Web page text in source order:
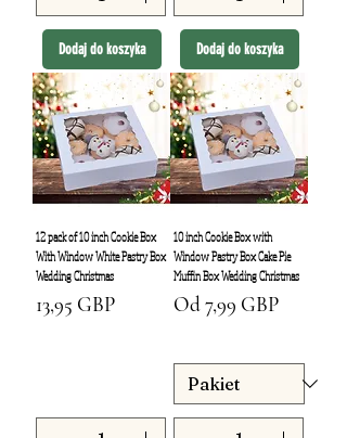
Dodaj do koszyka Dodaj do koszyka
12 pack of 10 inch Cookie Box
With Window White Pastry Box
Wedding Christmas
Cena
13,95 GBP
10 inch Cookie Box with
Window Pastry Box Cake Pie
Muffin Box Wedding Christmas
Od7,99 GBP
Cena rabatowa